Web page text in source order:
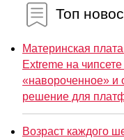
Топ
Материнская
Extreme на
«навороченное» и
решение для
Возраст каждого